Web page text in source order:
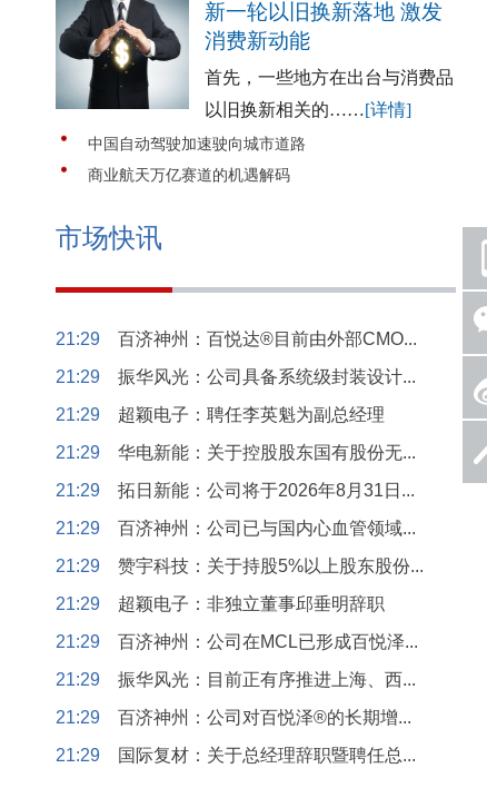
新一轮以旧换新落地 激发
消费新动能
首先，一些地方在出台与消费品
以旧换新相关的……[详情]
中国自动驾驶加速驶向城市道路
商业航天万亿赛道的机遇解码
市场快讯
21:29
百济神州：百悦达®目前由外部CMO...
21:29
振华风光：公司具备系统级封装设计...
21:29
超颖电子：聘任李英魁为副总经理
21:29
华电新能：关于控股股东国有股份无...
21:29
拓日新能：公司将于2026年8月31日...
21:29
百济神州：公司已与国内心血管领域...
21:29
赞宇科技：关于持股5%以上股东股份...
21:29
超颖电子：非独立董事邱垂明辞职
21:29
百济神州：公司在MCL已形成百悦泽...
21:29
振华风光：目前正有序推进上海、西...
21:29
百济神州：公司对百悦泽®的长期增...
21:29
国际复材：关于总经理辞职暨聘任总...